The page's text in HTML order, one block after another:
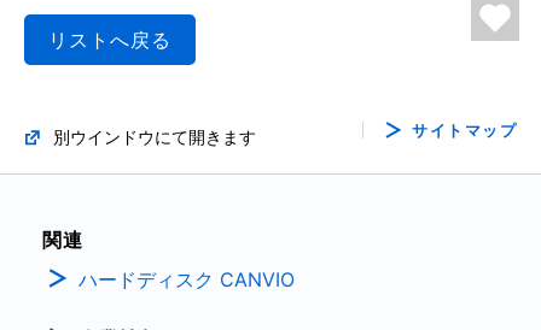
リストへ戻る
別ウインドウにて開きます サイトマップ
関連
ハードディスク CANVIO